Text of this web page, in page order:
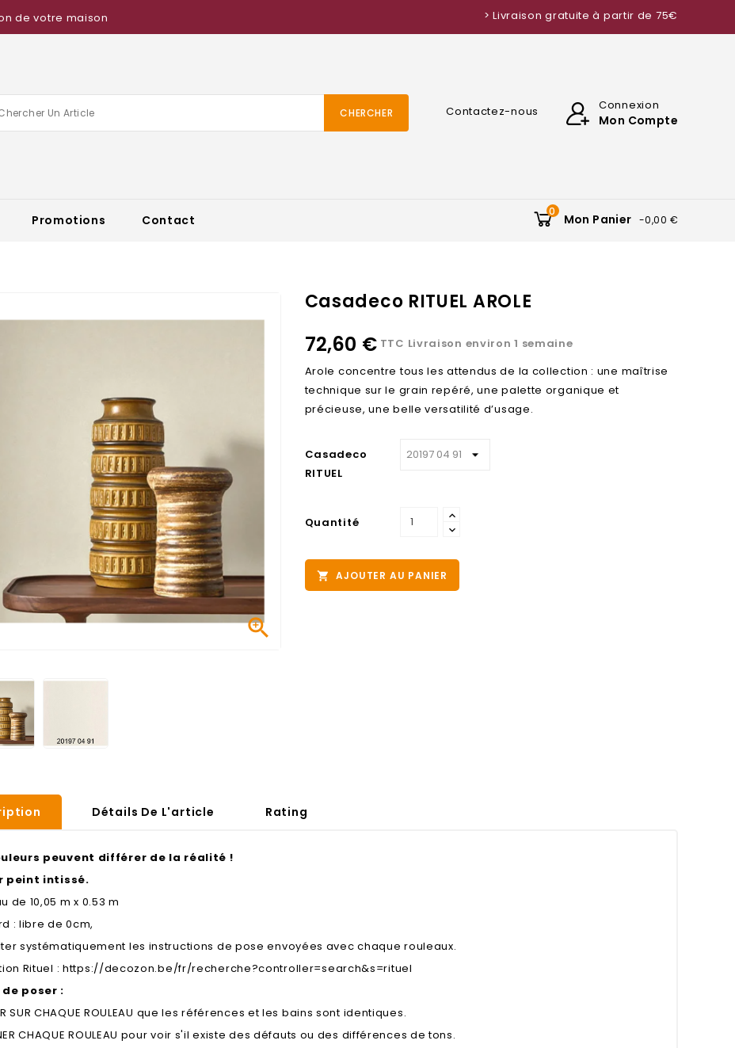
de votre maison > Livraison gratuite à partir de 75€
Connexion
Mon Compte
Contactez-nous
CHERCHER
Promotions Contact
0
Mon Panier -0,00 €

Casadeco RITUEL AROLE
72,60 € TTC Livraison environ 1 semaine
Arole concentre tous les attendus de la collection : une maîtrise
technique sur le grain repéré, une palette organique et
précieuse, une belle versatilité d’usage.
Casadeco
RITUEL
Quantité
 AJOUTER AU PANIER
Détails De L'article Rating
peuvent différer de la réalité !
peint intissé.
de 10,05 m x 0.53 m
: libre de 0cm,
systématiquement les instructions de pose envoyées avec chaque rouleaux.
Rituel : https://decozon.be/fr/recherche?controller=search&s=rituel
poser :
SUR CHAQUE ROULEAU que les références et les bains sont identiques.
CHAQUE ROULEAU pour voir s'il existe des défauts ou des différences de tons.